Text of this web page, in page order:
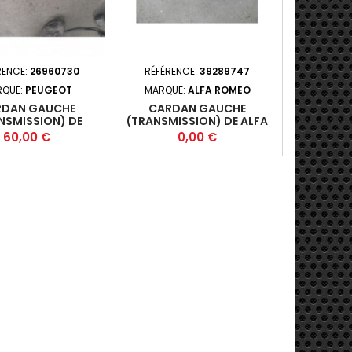
26960730
PEUGEOT
GAUCHE
DE
407 PHASE 1
Prix
60,00 €
RÉFÉRENCE: 39289747
MARQUE: ALFA ROMEO
CARDAN GAUCHE
(TRANSMISSION) DE ALFA
ROMEO 156 PHASE 2
Prix
0,00 €
CORSA III
2000-